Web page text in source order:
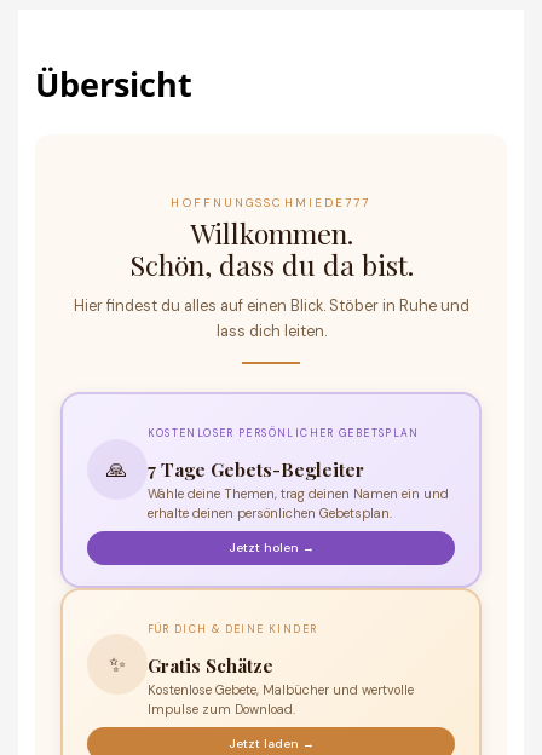
springen
Übersicht
HOFFNUNGSSCHMIEDE777
Willkommen.
Schön, dass du da bist.
Hier findest du alles auf einen Blick. Stöber in Ruhe und
lass dich leiten.
🙏
KOSTENLOSER PERSÖNLICHER GEBETSPLAN
7 Tage Gebets-Begleiter
Wähle deine Themen, trag deinen Namen ein und
erhalte deinen persönlichen Gebetsplan.
Jetzt holen →
✨
FÜR DICH & DEINE KINDER
Gratis Schätze
Kostenlose Gebete, Malbücher und wertvolle
Impulse zum Download.
Jetzt laden →